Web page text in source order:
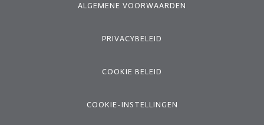
ALGEMENE VOORWAARDEN
PRIVACYBELEID
COOKIE BELEID
COOKIE-INSTELLINGEN